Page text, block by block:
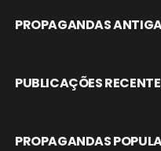
PROPAGANDAS
PUBLICAÇÕES
PROPAGANDAS